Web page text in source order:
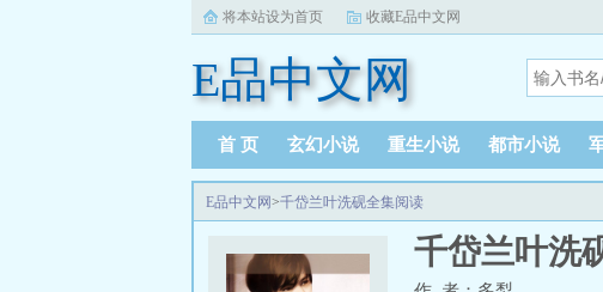
将本站设为首页 收藏E品中文网
E品中文网
首 页 玄幻小说 重生小说 都市小说
E品中文网>千岱兰叶洗砚全集阅读
千岱兰叶洗